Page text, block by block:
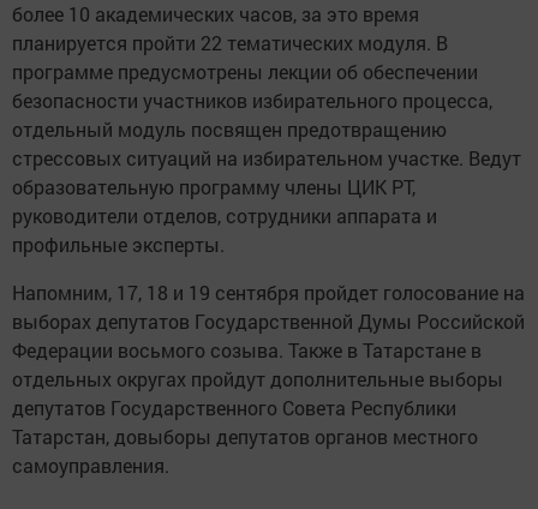
более 10 академических часов, за это время
планируется пройти 22 тематических модуля. В
программе предусмотрены лекции об обеспечении
безопасности участников избирательного процесса,
отдельный модуль посвящен предотвращению
стрессовых ситуаций на избирательном участке. Ведут
образовательную программу члены ЦИК РТ,
руководители отделов, сотрудники аппарата и
профильные эксперты.
Напомним, 17, 18 и 19 сентября пройдет голосование на
выборах депутатов Государственной Думы Российской
Федерации восьмого созыва. Также в Татарстане в
отдельных округах пройдут дополнительные выборы
депутатов Государственного Совета Республики
Татарстан, довыборы депутатов органов местного
самоуправления.